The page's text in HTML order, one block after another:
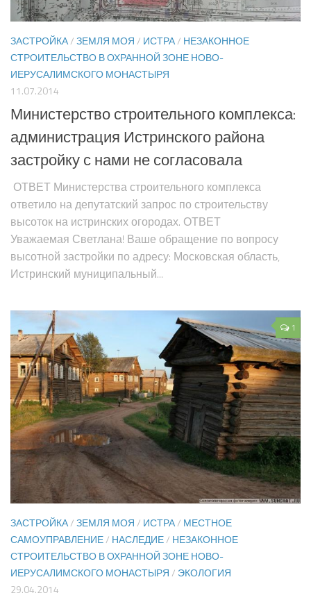
ЗАСТРОЙКА/ЗЕМЛЯ МОЯ/ ИСТРА/ НЕЗАКОННОЕ
СТРОИТЕЛЬСТВО В ОХРАННОЙ ЗОНЕ НОВО-
ИЕРУСАЛИМСКОГО МОНАСТЫРЯ
11.07.2014
Министерство строительного комплекса:
администрация Истринского района
застройку с нами не согласовала
ОТВЕТ Министерства строительного комплекса
ответило на депутатский запрос по строительству
высоток на истринских огородах. ОТВЕТ
Уважаемая Светлана! Ваше обращение по вопросу
высотной застройки по адресу: Московская область,
Истринский муниципальный...
1
ЗАСТРОЙКА/ЗЕМЛЯ МОЯ/ ИСТРА/ МЕСТНОЕ
САМОУПРАВЛЕНИЕ/ НАСЛЕДИЕ/ НЕЗАКОННОЕ
СТРОИТЕЛЬСТВО В ОХРАННОЙ ЗОНЕ НОВО-
ИЕРУСАЛИМСКОГО МОНАСТЫРЯ/ ЭКОЛОГИЯ
29.04.2014